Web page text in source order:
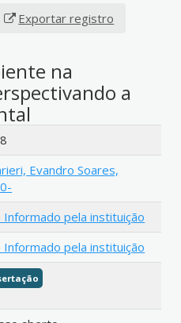
Exportar registro
na
a
Evandro Soares,
Informado pela instituição
Informado pela instituição